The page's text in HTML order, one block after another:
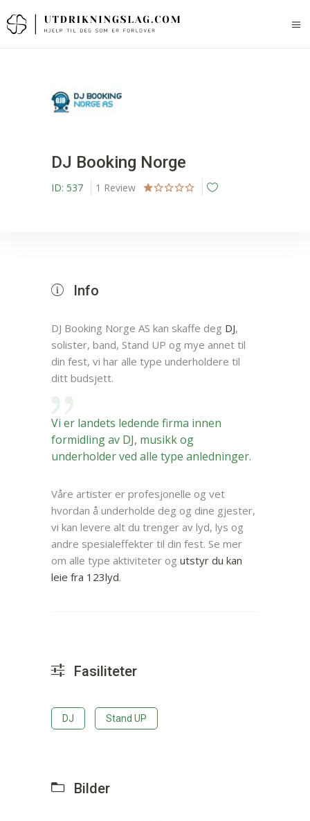
DJ Booking Norge
ID: 537 1 Review
Info
DJ Booking Norge AS kan skaffe deg DJ,
solister, band, Stand UP og mye annet til
din fest, vi har alle type underholdere til
ditt budsjett.
Vi er landets ledende firma innen
formidling av DJ, musikk og
underholder ved alle type anledninger.
Våre artister er profesjonelle og vet
hvordan å underholde deg og dine gjester,
vi kan levere alt du trenger av lyd, lys og
andre spesialeffekter til din fest. Se mer
om alle type aktiviteter og utstyr du kan
leie fra 123lyd.
Fasiliteter
DJ Stand UP
Bilder